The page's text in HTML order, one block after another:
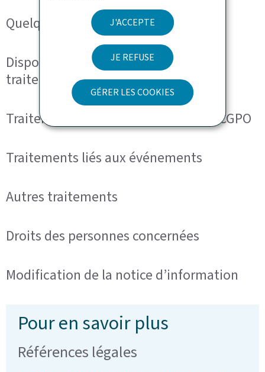
J'ACCEPTE
JE REFUSE
GÉRER LES COOKIES
Quelques définitions utiles
Dispositions communes à tous les
traitements
Traitements liés aux formulaires du CGPO
Traitements liés aux événements
Autres traitements
Droits des personnes concernées
Modification de la notice d’information
Pour en savoir plus
Références légales